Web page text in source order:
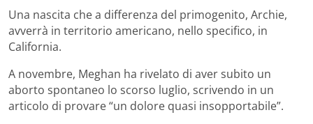
Una nascita che a differenza del primogenito, Archie,
avverrà in territorio americano, nello specifico, in
California.
A novembre, Meghan ha rivelato di aver subito un
aborto spontaneo lo scorso luglio, scrivendo in un
articolo di provare “un dolore quasi insopportabile”.